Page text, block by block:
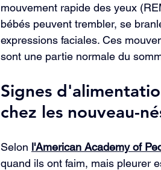
mouvement rapide des yeux
bébés peuvent trembler, se
expressions faciales. Ces
sont une partie normale du
Signes
chez les nouveau-
Selon l'American Academy of
quand ils ont faim, mais pleurer